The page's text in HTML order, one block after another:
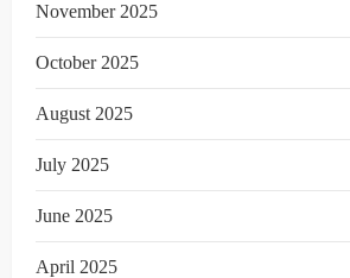
November 2025
October 2025
August 2025
July 2025
June 2025
April 2025